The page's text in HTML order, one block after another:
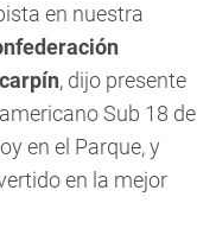
en nuestra
, dijo presente
Sub 18 de
en el Parque, y
en la mejor